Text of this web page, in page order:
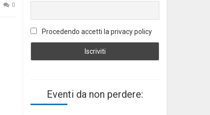
0
Procedendo accetti la privacy policy
Eventi da non perdere: